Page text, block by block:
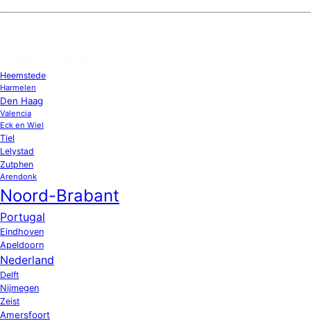
Heemstede
Harmelen
Den Haag
Valencia
Eck en Wiel
Tiel
Lelystad
Zutphen
Arendonk
Noord-Brabant
Portugal
Eindhoven
Apeldoorn
Nederland
Delft
Nijmegen
Zeist
Amersfoort